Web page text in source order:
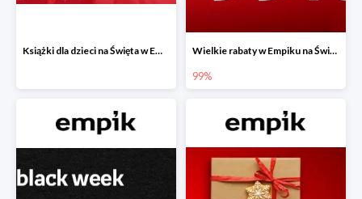
Książki dla dzieci na Święta w Empiku do -40% Wielkie rabaty w Empiku na Święta - piąty produkt -99%
99%